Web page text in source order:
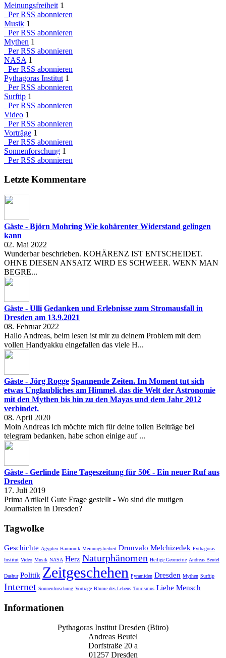
Meinungsfreiheit 1
Per RSS abonnieren
Musik 1
Per RSS abonnieren
Mythen 1
Per RSS abonnieren
NASA 1
Per RSS abonnieren
Pythagoras Institut 1
Per RSS abonnieren
Surftip 1
Per RSS abonnieren
Video 1
Per RSS abonnieren
Vorträge 1
Per RSS abonnieren
Sonnenforschung 1
Per RSS abonnieren
Letzte Kommentare
Gäste - Björn Mohring Wie kohärenter Widerstand gelingen
kann
02. Mai 2022
Wunderbar beschrieben. KOHÄRENZ IST ENTSCHEIDET.
OHNE DIESEN ANSATZ WIRD ES SCHWEER. WENN MAN
BEGRE...
Gäste - Ulli Gedanken und Erlebnisse zum Stromausfall in
Dresden am 13.9.2021
08. Februar 2022
Hallo Andreas, beim lesen ist mir zu deinem Problem mit dem
vollen Handyakku eingefallen das viele H...
Gäste - Jörg Rogge Spannende Zeiten. Im Moment tut sich
etwas Unglaubliches am Himmel, das die Welt der Astronomie
mit den Mythen bis hin zu den Mayas und dem Jahr 2012
verbindet.
08. April 2020
Moin Andreas ich möchte mich für deine tollen Beiträge bei
telegram bedanken, habe schon einige auf ...
Gäste - Gerlinde Eine Tageszeitung für 50€ - Ein neuer Ruf aus
Dresden
17. Juli 2019
Prima Artikel! Gute Frage gestellt - Wo sind die mutigen
Journalisten in Dresden?
Tagwolke
Geschichte Ägypten Harmonik Meinungsfreiheit Drunvalo Melchizedek Pythagoras
Institut Video Musik NASA Herz Naturphänomen Heilige Geometrie Andreas Beutel
Dashur Politik Zeitgeschehen Pyramiden Dresden Mythen Surftip
Internet Sonnenforschung Vorträge Blume des Lebens Tourismus Liebe Mensch
Informationen
Pythagoras Institut Dresden (Büro)
Andreas Beutel
Dorfstraße 20 a
01257 Dresden